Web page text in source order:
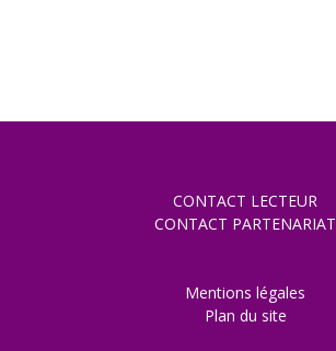
CONTACT LECTEUR
CONTACT PARTENARIAT
Mentions légales
Plan du site